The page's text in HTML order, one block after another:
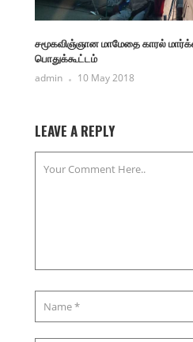
சமூகவிஞ்ஞான மாமேதை காரல்
பொதுக்கூட்டம்
admin 10 May 2018
LEAVE A REPLY